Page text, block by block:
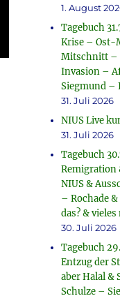
1. August
Tagebuch
Krise – Ost-
Mitschnitt –
Invasion –
Siegmund –
31. Juli 2026
NIUS Live
31. Juli 2026
Tagebuch
Remigration
NIUS &
– Rochade
das? &
30. Juli 2026
Tagebuch
Entzug der
aber Halal &
Schulze –